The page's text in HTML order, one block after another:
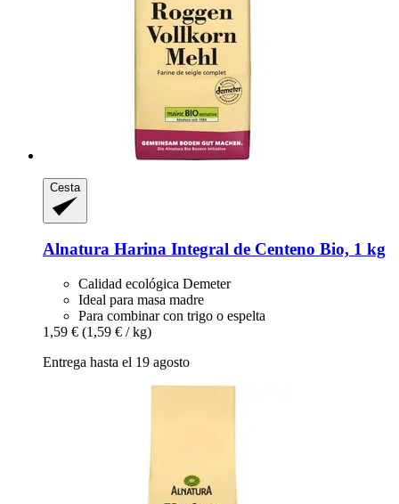
Cesta
Alnatura Harina Integral de Centeno Bio, 1 kg
Calidad ecológica Demeter
Ideal para masa madre
Para combinar con trigo o espelta
1,59 € (1,59 € / kg)
Entrega hasta el 19 agosto